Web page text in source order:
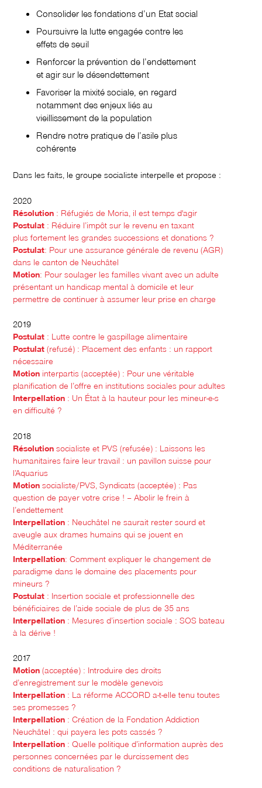
Consolider les fondations d’un Etat social
Poursuivre la lutte engagée contre les
effets de seuil
Renforcer la prévention de l’endettement
et agir sur le désendettement
Favoriser la mixité sociale, en regard
notamment des enjeux liés au
vieillissement de la population
Rendre notre pratique de l’asile plus
cohérente
Dans les faits, le groupe socialiste interpelle et propose :
2020
Résolution : Réfugiés de Moria, il est temps d'agir
Postulat : Réduire l’impôt sur le revenu en taxant
plus fortement les grandes successions et donations ?
Postulat: Pour une assurance générale de revenu (AGR)
dans le canton de Neuchâtel
Motion: Pour soulager les familles vivant avec un adulte
présentant un handicap mental à domicile et leur
permettre de continuer à assumer leur prise en charge
2019
Postulat : Lutte contre le gaspillage alimentaire
Postulat(refusé) : Placement des enfants : un rapport
nécessaire
Motion interpartis (acceptée) : Pour une véritable
planification de l’offre en institutions sociales pour adultes
Interpellation : Un État à la hauteur pour les mineur-e-s
en difficulté ?
2018
Résolutionsocialiste et PVS (refusée) : Laissons les
humanitaires faire leur travail : un pavillon suisse pour
l’Aquarius
Motion socialiste/PVS, Syndicats (acceptée) : Pas
question de payer votre crise ! – Abolir le frein à
l’endettement
Interpellation : Neuchâtel ne saurait rester sourd et
aveugle aux drames humains qui se jouent en
Méditerranée
Interpellation: Comment expliquer le changement de
paradigme dans le domaine des placements pour
mineurs ?
Postulat : Insertion sociale et professionnelle des
bénéficiaires de l’aide sociale de plus de 35 ans
Interpellation : Mesures d’insertion sociale : SOS bateau
à la dérive !
2017
Motion(acceptée) : Introduire des droits
d’enregistrement sur le modèle genevois
Interpellation : La réforme ACCORD a-t-elle tenu toutes
ses promesses ?
Interpellation : Création de la Fondation Addiction
Neuchâtel : qui payera les pots cassés ?
Interpellation : Quelle politique d’information auprès des
personnes concernées par le durcissement des
conditions de naturalisation ?